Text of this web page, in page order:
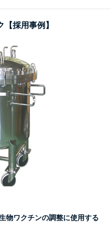
採用事例】
物ワクチンの調整に使用する